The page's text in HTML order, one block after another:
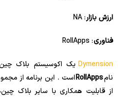
ارزش بازار: NA
فناوری: RollApps
Dymension یک اکوسیستم بلاک
نامRollAppsاست . این برنامه از